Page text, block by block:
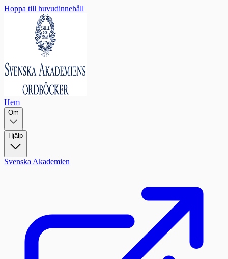
Hoppa till huvudinnehåll
Hem
Om
Hjälp
Svenska Akademien